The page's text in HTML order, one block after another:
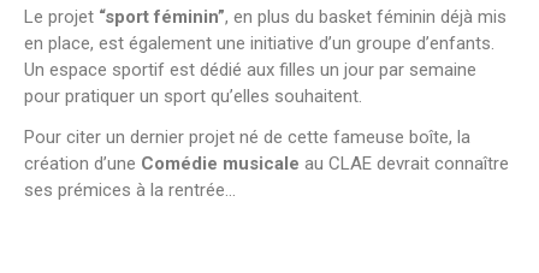
Le projet “sport féminin”, en plus du basket féminin déjà mis
en place, est également une initiative d’un groupe d’enfants.
Un espace sportif est dédié aux filles un jour par semaine
pour pratiquer un sport qu’elles souhaitent.
Pour citer un dernier projet né de cette fameuse boîte, la
création d’une Comédie musicale au CLAE devrait connaître
ses prémices à la rentrée…